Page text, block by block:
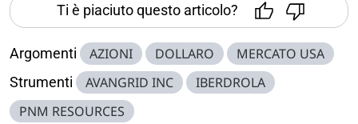
Ti è piaciuto questo articolo?
Argomenti AZIONI DOLLARO MERCATO USA
Strumenti AVANGRID INC
IBERDROLA
PNM RESOURCES